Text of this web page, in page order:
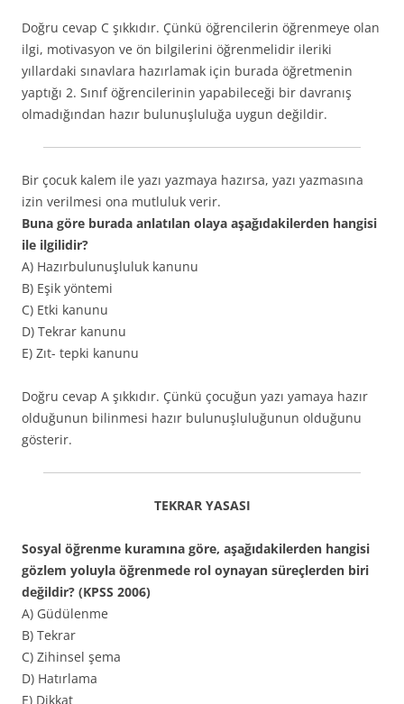
Doğru cevap C şıkkıdır. Çünkü öğrencilerin öğrenmeye olan
ilgi, motivasyon ve ön bilgilerini öğrenmelidir ileriki
yıllardaki sınavlara hazırlamak için burada öğretmenin
yaptığı 2. Sınıf öğrencilerinin yapabileceği bir davranış
olmadığından hazır bulunuşluluğa uygun değildir.
Bir çocuk kalem ile yazı yazmaya hazırsa, yazı yazmasına
izin verilmesi ona mutluluk verir.
Buna göre burada anlatılan olaya aşağıdakilerden hangisi
ile ilgilidir?
A) Hazırbulunuşluluk kanunu
B) Eşik yöntemi
C) Etki kanunu
D) Tekrar kanunu
E) Zıt- tepki kanunu
Doğru cevap A şıkkıdır. Çünkü çocuğun yazı yamaya hazır
olduğunun bilinmesi hazır bulunuşluluğunun olduğunu
gösterir.
TEKRAR YASASI
Sosyal öğrenme kuramına göre, aşağıdakilerden hangisi
gözlem yoluyla öğrenmede rol oynayan süreçlerden biri
değildir? (KPSS 2006)
A) Güdülenme
B) Tekrar
C) Zihinsel şema
D) Hatırlama
E) Dikkat